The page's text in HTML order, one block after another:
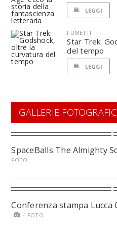
LEGGI
FUMETTI
Star Trek:
del tempo
LEGGI
GALLERIE
SpaceBalls The Almighty
FOTO
Conferenza stampa Lucca
4 FOTO